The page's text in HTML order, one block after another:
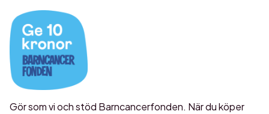
Gör som vi och stöd Barncancerfonden. När du köper